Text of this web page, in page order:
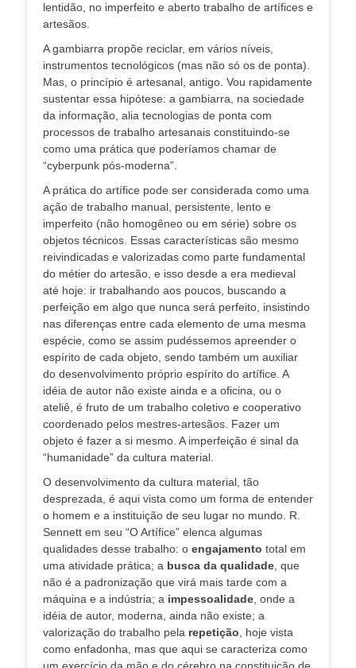
lentidão, no imperfeito e aberto trabalho de artífices e
artesãos.
A gambiarra propõe reciclar, em vários níveis,
instrumentos tecnológicos (mas não só os de ponta).
Mas, o princípio é artesanal, antigo. Vou rapidamente
sustentar essa hipótese: a gambiarra, na sociedade
da informação, alia tecnologias de ponta com
processos de trabalho artesanais constituindo-se
como uma prática que poderíamos chamar de
“cyberpunk pós-moderna”.
A prática do artífice pode ser considerada como uma
ação de trabalho manual, persistente, lento e
imperfeito (não homogêneo ou em série) sobre os
objetos técnicos. Essas características são mesmo
reivindicadas e valorizadas como parte fundamental
do métier do artesão, e isso desde a era medieval
até hoje: ir trabalhando aos poucos, buscando a
perfeição em algo que nunca será perfeito, insistindo
nas diferenças entre cada elemento de uma mesma
espécie, como se assim pudéssemos apreender o
espírito de cada objeto, sendo também um auxiliar
do desenvolvimento próprio espírito do artífice. A
idéia de autor não existe ainda e a oficina, ou o
ateliê, é fruto de um trabalho coletivo e cooperativo
coordenado pelos mestres-artesãos. Fazer um
objeto é fazer a si mesmo. A imperfeição é sinal da
“humanidade” da cultura material.
O desenvolvimento da cultura material, tão
desprezada, é aqui vista como um forma de entender
o homem e a instituição de seu lugar no mundo. R.
Sennett em seu “O Artífice” elenca algumas
qualidades desse trabalho: o engajamento total em
uma atividade prática; a busca da qualidade, que
não é a padronização que virá mais tarde com a
máquina e a indústria; a impessoalidade, onde a
idéia de autor, moderna, ainda não existe; a
valorização do trabalho pela repetição, hoje vista
como enfadonha, mas que aqui se caracteriza como